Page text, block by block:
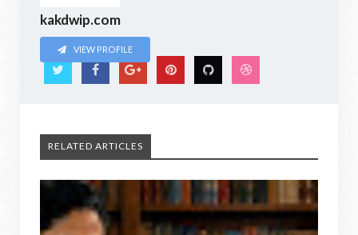
kakdwip.com
VIEW PROFILE
RELATED ARTICLES